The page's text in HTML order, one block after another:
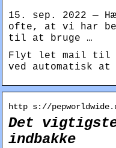
15. sep. 2022 —
ofte, at vi har
til at bruge …
Flyt let mail til
ved automatisk
http s://
Det
indbakke